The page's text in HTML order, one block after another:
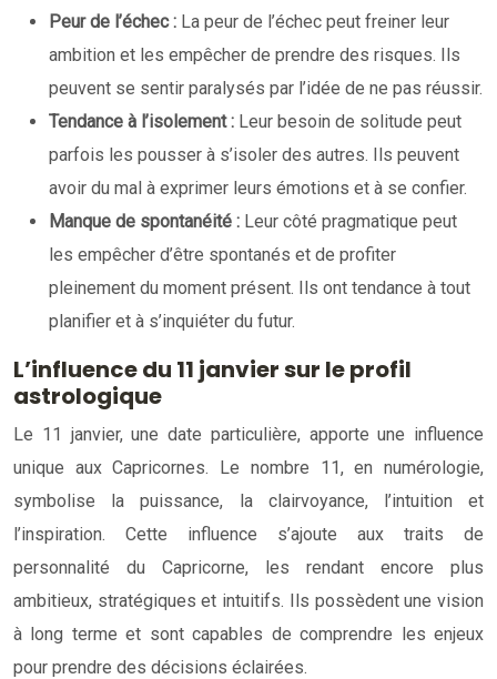
Peur de l’échec : La peur de l’échec peut freiner leur
ambition et les empêcher de prendre des risques. Ils
peuvent se sentir paralysés par l’idée de ne pas réussir.
Tendance à l’isolement : Leur besoin de solitude peut
parfois les pousser à s’isoler des autres. Ils peuvent
avoir du mal à exprimer leurs émotions et à se confier.
Manque de spontanéité : Leur côté pragmatique peut
les empêcher d’être spontanés et de profiter
pleinement du moment présent. Ils ont tendance à tout
planifier et à s’inquiéter du futur.
L’influence du 11 janvier sur le profil
astrologique
Le 11 janvier, une date particulière, apporte une influence
unique aux Capricornes. Le nombre 11, en numérologie,
symbolise la puissance, la clairvoyance, l’intuition et
l’inspiration. Cette influence s’ajoute aux traits de
personnalité du Capricorne, les rendant encore plus
ambitieux, stratégiques et intuitifs. Ils possèdent une vision
à long terme et sont capables de comprendre les enjeux
pour prendre des décisions éclairées.